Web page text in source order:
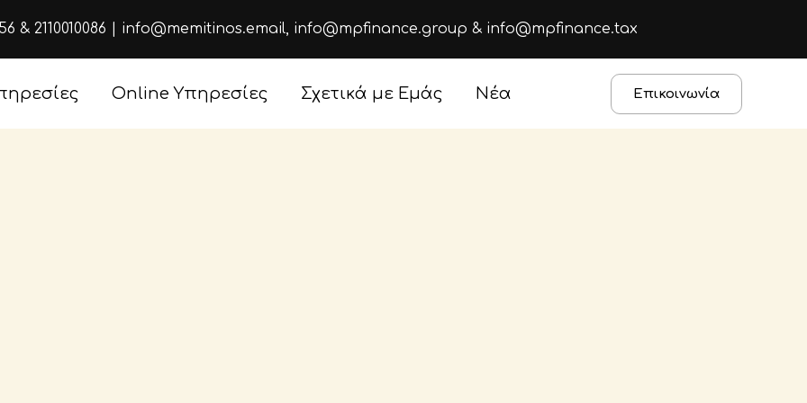
& 2110010086 info@memitinos.email info@mpfinance.group & info@mpfinance.tax
Online Υπηρεσίες Σχετικά με Εμάς Νέα Επικοινωνία